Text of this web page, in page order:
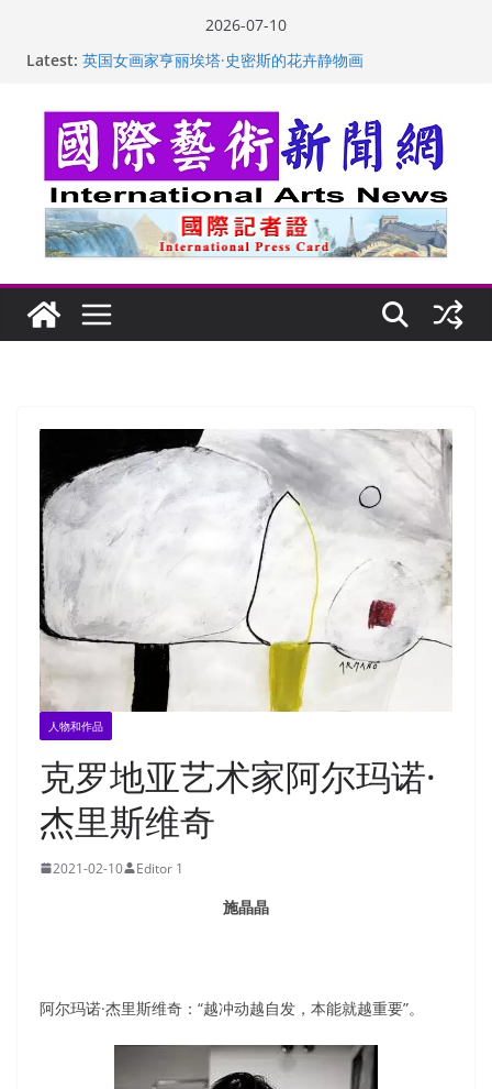
2026-07-10
Latest: “梵心”归处：一场展览 连着攀枝花的千里乡愁
美国人
玛丽安娜·卡拉切娃的绘画：幽默和难以言喻的快乐
苏方 ：“字”得其乐
人物和作品
克罗地亚艺术家阿尔玛诺·
杰里斯维奇
2021-02-10 Editor 1
施晶晶
阿尔玛诺·杰里斯维奇：“越冲动越自发，本能就越重要”。